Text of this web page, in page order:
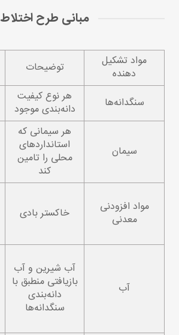
مبانی طرح اختلاط
مواد تشکیل
دهنده
توضیحات
سنگدانه‌ها
هر نوع کیفیت
دانه‌بندی موجود
سیمان
هر سیمانی که
استانداردهای
محلی را تامین
کند
مواد افزودنی
معدنی
خاکستر بادی
آب
آب شیرین و آب
بازیافتی منطبق با
دانه‌بندی
سنگدانه‌ها